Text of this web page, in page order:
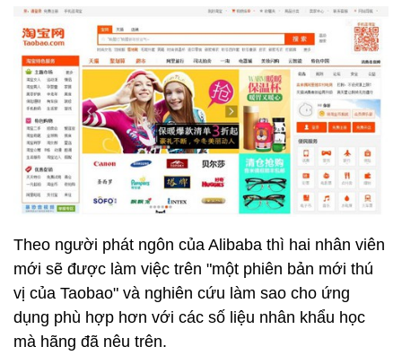
Theo người phát ngôn của Alibaba thì hai nhân viên
mới sẽ được làm việc trên "một phiên bản mới thú
vị của Taobao" và nghiên cứu làm sao cho ứng
dụng phù hợp hơn với các số liệu nhân khẩu học
mà hãng đã nêu trên.